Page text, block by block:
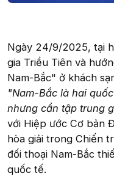
Ngày 24/9/2025, tại
gia Triều Tiên và
Nam-Bắc" ở khách
"Nam-Bắc là hai
nhưng cần tập trung
với Hiệp ước Cơ bản
hòa giải trong Chiến
đối thoại Nam-Bắc
quốc tế.